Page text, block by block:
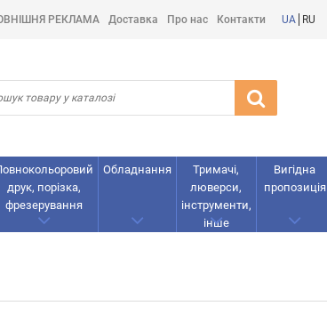
РЕКЛАМА Доставка Про нас Контакти UA RU
друк, порізка,
фрезерування
Обладнання
Тримачі,
люверси,
інструменти,
інше
Вигідна
пропозиція